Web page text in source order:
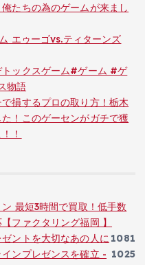
たちの為のゲームが来まし
エゥーゴvs.ティターンズ
トックスゲーム#ゲーム #ゲ
物語
損するプロの取り方！栃木
！このゲーセンがガチで獲
！
最短3時間で買取！低手数
ファクタリング福岡 】
1081
ントを大切なあの人に
1025
ンプレゼンスを確立 -